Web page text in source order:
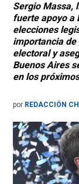
Sergio Massa,
fuerte apoyo a
elecciones
importancia
electoral y
Buenos Aires
en los
por REDACCIÓN